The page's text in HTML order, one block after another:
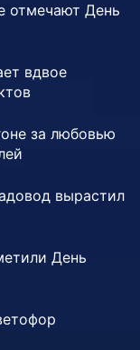
отмечают День
вдвое
за любовью
вырастил
День